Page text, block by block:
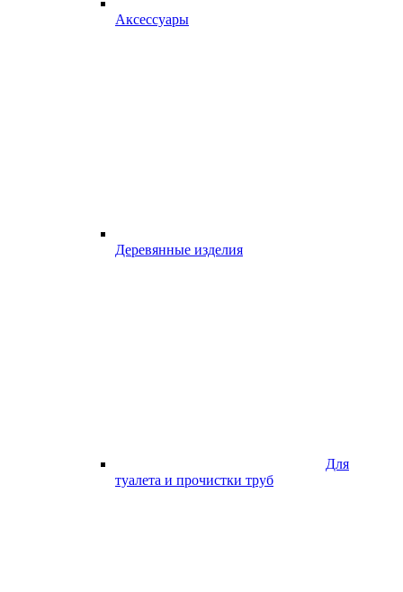
Аксессуары
Деревянные изделия
Для
туалета и прочистки труб